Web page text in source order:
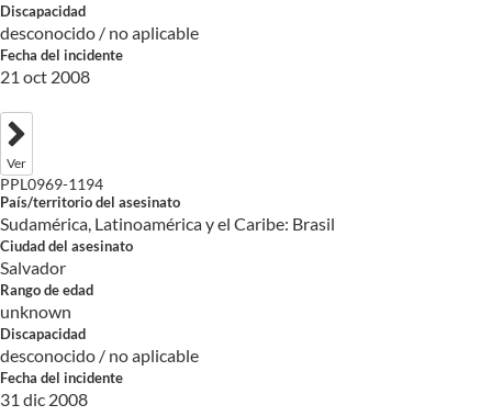
Discapacidad
desconocido / no aplicable
Fecha del incidente
21 oct 2008
Ver
PPL0969-1194
País/territorio del asesinato
Sudamérica, Latinoamérica y el Caribe: Brasil
Ciudad del asesinato
Salvador
Rango de edad
unknown
Discapacidad
desconocido / no aplicable
Fecha del incidente
31 dic 2008